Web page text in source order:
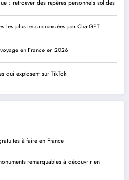
: retrouver des repères personnels solides
les plus recommandées par ChatGPT
en France en 2026
qui explosent sur TikTok
à faire en France
remarquables à découvrir en